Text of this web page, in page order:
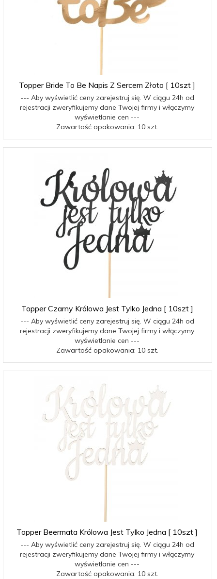
Topper Bride To Be Napis Z Sercem Złoto [ 10szt ]
--- Aby wyświetlić ceny zarejestruj się. W ciągu 24h od
rejestracji zweryfikujemy dane Twojej firmy i włączymy
wyświetlanie cen ---
Zawartość opakowania: 10 szt.
Topper Czarny Królowa Jest Tylko Jedna [ 10szt ]
--- Aby wyświetlić ceny zarejestruj się. W ciągu 24h od
rejestracji zweryfikujemy dane Twojej firmy i włączymy
wyświetlanie cen ---
Zawartość opakowania: 10 szt.
Topper Beermata Królowa Jest Tylko Jedna [ 10szt ]
--- Aby wyświetlić ceny zarejestruj się. W ciągu 24h od
rejestracji zweryfikujemy dane Twojej firmy i włączymy
wyświetlanie cen ---
Zawartość opakowania: 10 szt.